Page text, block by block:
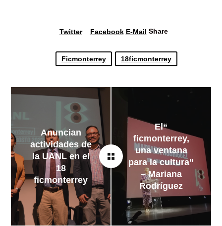
Share
E-Mail
Facebook
Twitter
18ficmonterrey
Ficmonterrey
Anuncian
actividades de
la UANL en el
18
ficmonterrey
“El
ficmonterrey,
una ventana
para la cultura”
– Mariana
Rodríguez